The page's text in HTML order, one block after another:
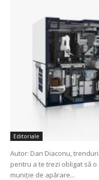
Editoriale
Autor: Dan Diaconu,
pentru a te trezi obligat să
muniție de apărare...